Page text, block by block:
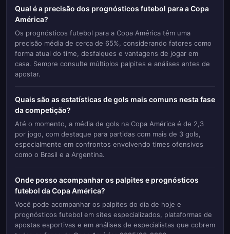
a confirmação de que aArgentina, atual campeã do
mundo, repete sua condição de favorita, impulsionada
por um elenco de alto nível e pelo profundo knowing
de sua responsabilidade histórica. Ao mesmo tempo,
seleções comoVenezuela, Uruguai e Colômbia
também aparecem como candidatas ao título, cada uma
ausência de partidas oficiais não prejudica a análise
qualitativa, mas reforça a necessidade de uma leitura
cuidadosa do momento de cada equipe, além de uma
avaliação constante de possíveis surpresas que
podem surgir logo nas fases iniciais do torneio. Nesse
contexto, o mercado de apostas de longo prazo é
investidores podem aproveitar o valor em times que
ainda estão "piscando no escuro", ou seja, sem
resultados concretos, mas com potencial de
crescimento ao longo da competição.
Qual é a precisão dos prognósticos futebol para a Copa
América?
Os prognósticos futebol para a Copa América têm uma
precisão média de cerca de 65%, considerando fatores como
forma atual do time, desfalques e vantagens de jogar em
casa. Sempre consulte múltiplos palpites e análises antes de
apostar.
Quais são as estatísticas de gols mais comuns nesta fase
da competição?
Até o momento, a média de gols na Copa América é de 2,3
por jogo, com destaque para partidas com mais de 3 gols,
especialmente em confrontos envolvendo times ofensivos
como o Brasil e a Argentina.
Onde posso acompanhar os palpites e prognósticos
futebol da Copa América?
Você pode acompanhar os palpites do dia de hoje e
prognósticos futebol em sites especializados, plataformas de
apostas esportivas e em análises de especialistas que cobrem